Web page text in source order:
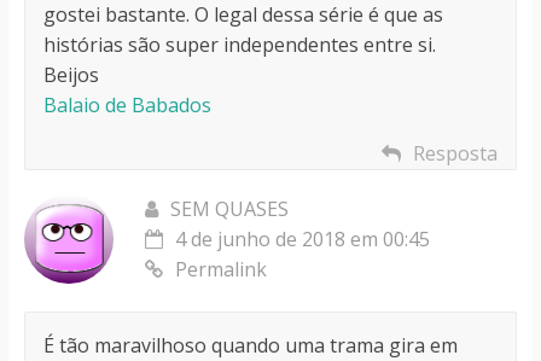
gostei bastante. O legal dessa série é que as
histórias são super independentes entre si.
Beijos
Balaio de Babados
Resposta
SEM QUASES
4 de junho de 2018 em 00:45
Permalink
É tão maravilhoso quando uma trama gira em